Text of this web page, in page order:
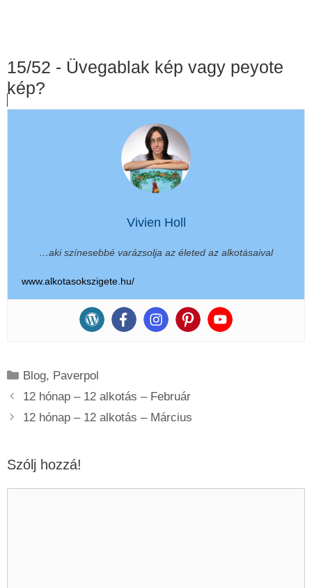
15/52 - Üvegablak kép vagy peyote
kép?
Vivien Holl
…aki színesebbé varázsolja az életed az alkotásaival
www.alkotasokszigete.hu/
Kategória
Blog, Paverpol
12 hónap – 12 alkotás – Február
12 hónap – 12 alkotás – Március
Szólj hozzá!